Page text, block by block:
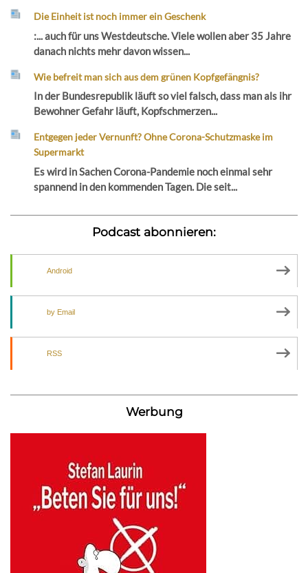
Die Einheit ist noch immer ein Geschenk
:... auch für uns Westdeutsche. Viele wollen aber 35 Jahre
danach nichts mehr davon wissen...
Wie befreit man sich aus dem grünen Kopfgefängnis?
In der Bundesrepublik läuft so viel falsch, dass man als ihr
Bewohner Gefahr läuft, Kopfschmerzen...
Entgegen jeder Vernunft? Ohne Corona-Schutzmaske im
Supermarkt
Es wird in Sachen Corona-Pandemie noch einmal sehr
spannend in den kommenden Tagen. Die seit...
Podcast abonnieren:
Android
by Email
RSS
Werbung